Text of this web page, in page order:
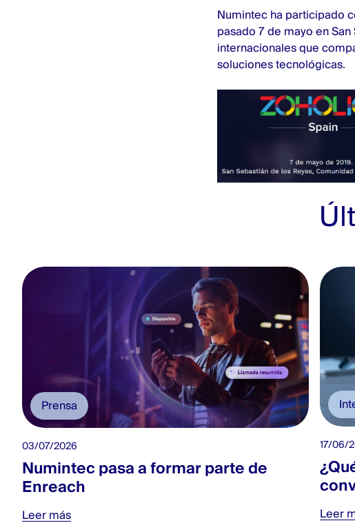
Numintec ha participado
pasado 7 de mayo en
internacionales que
soluciones tecnológicas.
Prensa
03/07/2026
Numintec pasa a formar parte de
Enreach
Leer más
17/06/
Leer